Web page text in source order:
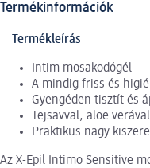
Termékinformációk
Termékleírás
Intim mosakodógél
A mindig friss és
Gyengéden tisztít és
Tejsavval, aloe
Praktikus nagy
Az X-Epil Intimo Sensitive